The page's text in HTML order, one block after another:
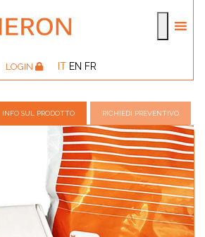
LOGIN IT EN FR
INFO SUL PRODOTTO RICHIEDI PREVENTIVO